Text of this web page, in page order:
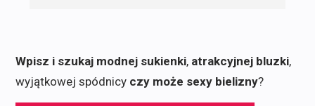
Wpisz i szukaj modnej sukienki, atrakcyjnej bluzki,
wyjątkowej spódnicy czy może sexy bielizny?